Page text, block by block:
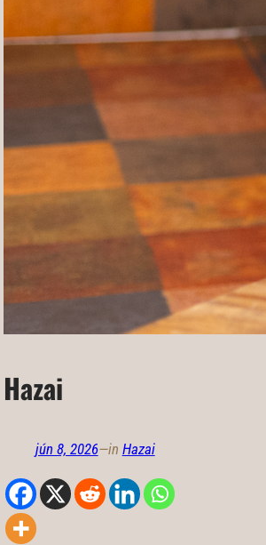
Hazai
jún 8, 2026—in Hazai